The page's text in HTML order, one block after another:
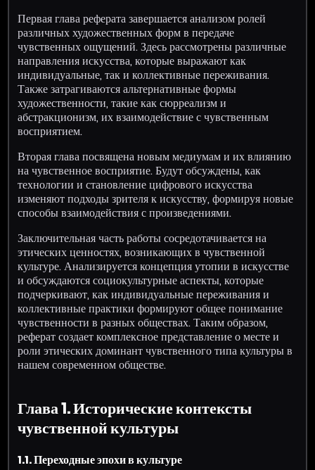
Первая глава реферата завершается анализом ролей
различных художественных форм в передаче
чувственных ощущений. Здесь рассмотрены различные
направления искусства, которые выражают как
индивидуальные, так и коллективные переживания.
Также затрагиваются альтернативные формы
художественности, такие как сюрреализм и
абстракционизм, их взаимодействие с чувственным
восприятием.
Вторая глава посвящена новым медиумам и их влиянию
на чувственное восприятие. Будут обсуждены, как
технологии и становление цифрового искусства
изменяют подходы зрителя к искусству, формируя новые
способы взаимодействия с произведениями.
Заключительная часть работы сосредотачивается на
этических ценностях, возникающих в чувственной
культуре. Анализируется концепция утопии в искусстве
и обсуждаются социокультурные аспекты, которые
подчеркивают, как индивидуальные переживания и
коллективные практики формируют общее понимание
чувственности в разных обществах. Таким образом,
реферат создает комплексное представление о месте и
роли этических доминант чувственного типа культуры в
нашем современном обществе.
Глава 1. Исторические контексты
чувственной культуры
1.1. Переходные эпохи в культуре